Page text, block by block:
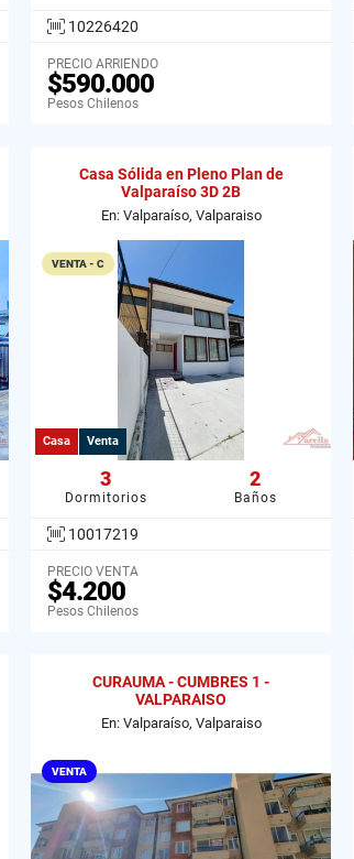
10226420
PRECIO ARRIENDO
$590.000
Pesos Chilenos
Casa Sólida en Pleno Plan de
Valparaíso 3D 2B
En: Valparaíso, Valparaiso
VENTA - C
Casa Venta
3
Dormitorios
2
Baños
10017219
PRECIO VENTA
$4.200
Pesos Chilenos
CURAUMA - CUMBRES 1 -
VALPARAISO
En: Valparaíso, Valparaiso
VENTA